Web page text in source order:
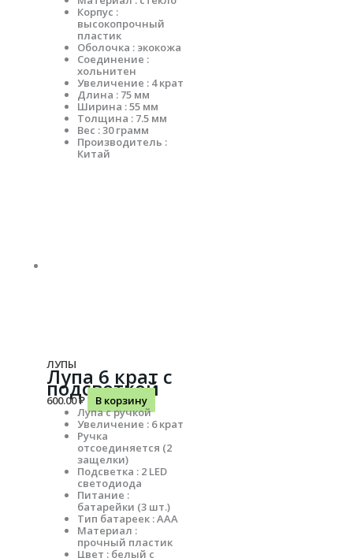
Корпус :
высокопрочный
пластик
Оболочка : экокожа
Соединение :
хольнитен
Увеличение : 4 крат
Длина : 75 мм
Ширина : 55 мм
Толщина : 7.5 мм
Вес : 30 грамм
Производитель :
Китай
ЛУПЫ
Лупа 6 крат с
подсветкой
600.00₽
В корзину
Лупа с ручкой
Увеличение : 6 крат
Ручка
отсоединяется (2
защелки)
Подсветка : 2 LED
светодиода
Питание :
батарейки (3 шт.)
Тип батареек : ААА
Материал :
прочный пластик
Цвет : белый с